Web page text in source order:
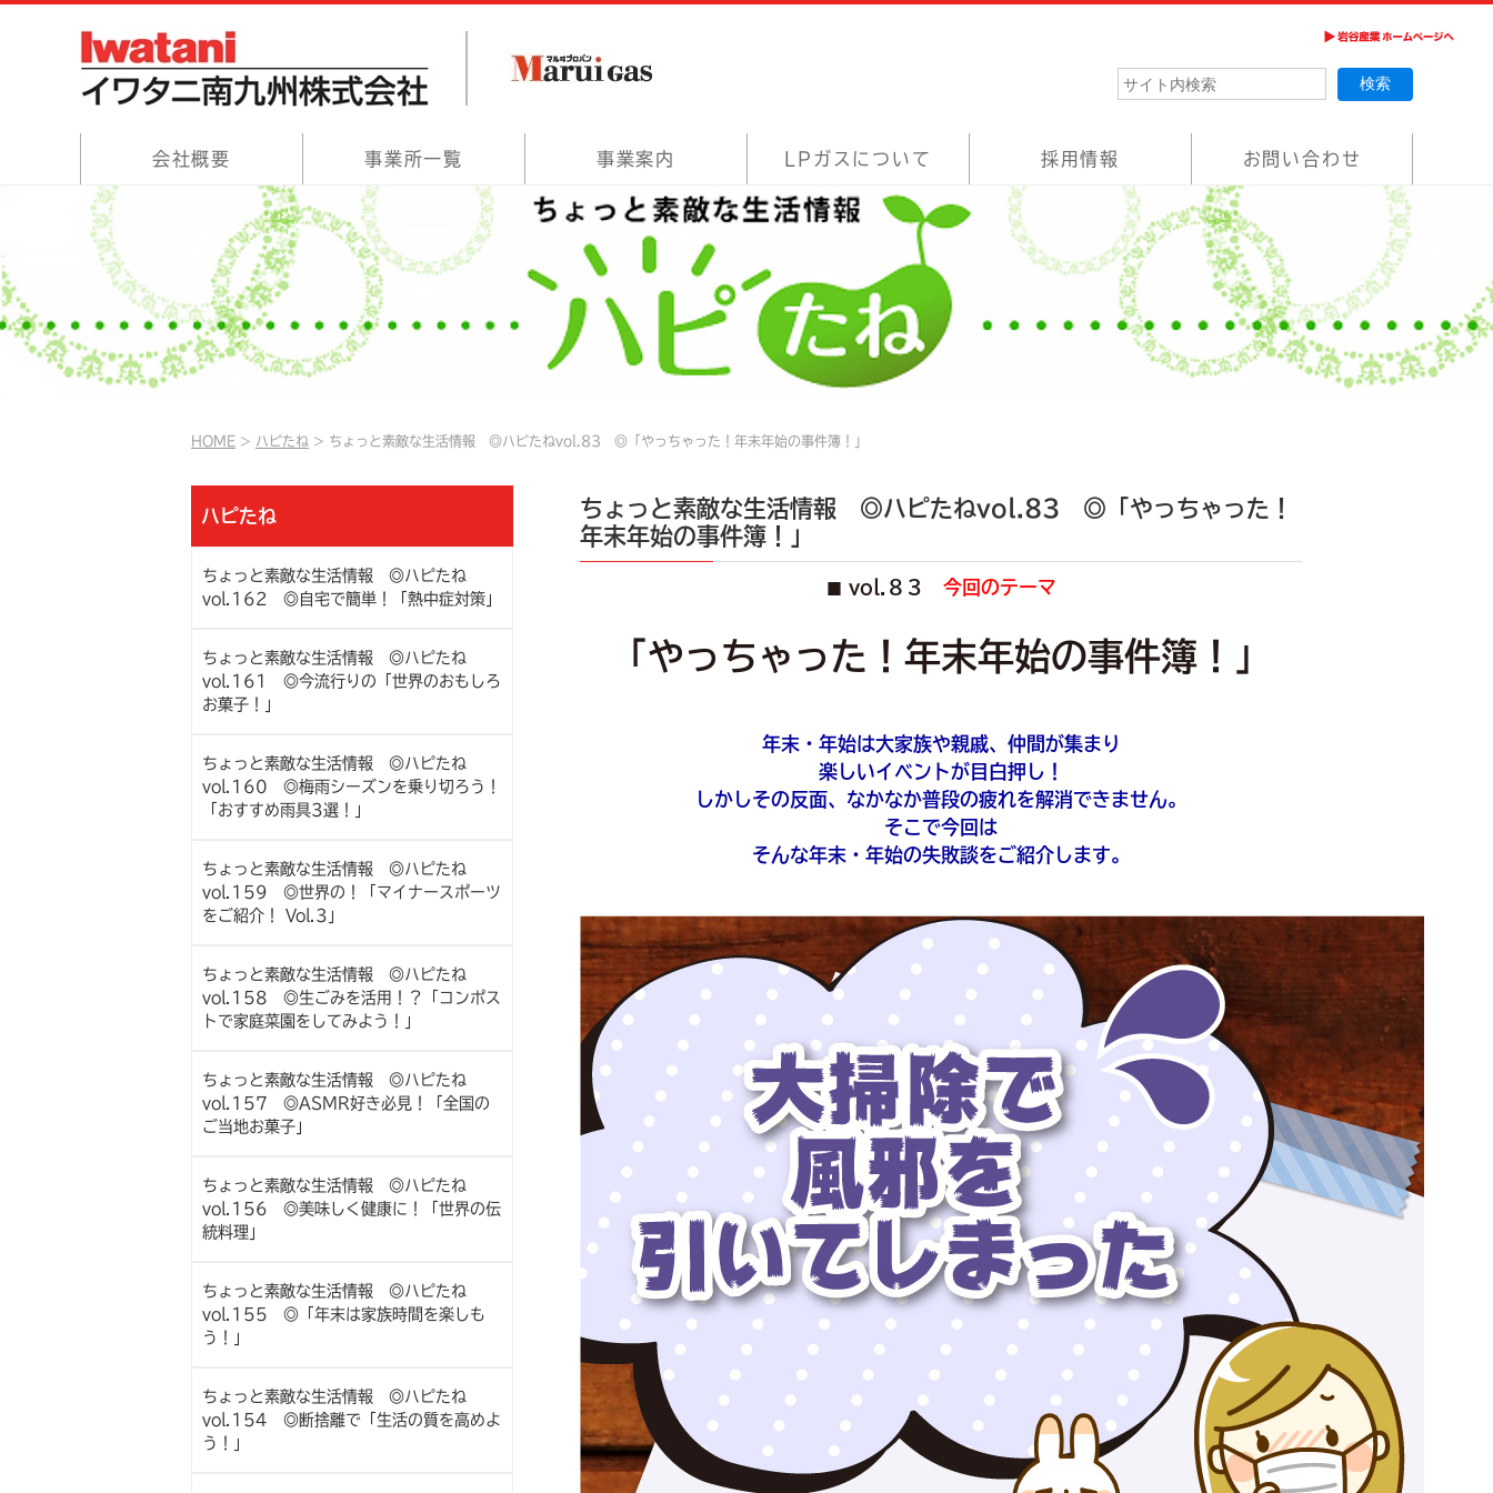
会社概要 事業所一覧 事業案内 LPガスについて 採用情報 お問い合わせ
HOME ハピたね ちょっと素敵な生活情報 ◎ハピたねvol.83 ◎「やっちゃった！年末年始の事件簿！」
ハピたね
ちょっと素敵な生活情報 ◎ハピたね
vol.162 ◎自宅で簡単！「熱中症対策」
ちょっと素敵な生活情報 ◎ハピたね
vol.161 ◎今流行りの「世界のおもしろ
お菓子！」
ちょっと素敵な生活情報 ◎ハピたね
vol.160 ◎梅雨シーズンを乗り切ろう！
「おすすめ雨具3選！」
ちょっと素敵な生活情報 ◎ハピたね
vol.159 ◎世界の！「マイナースポーツ
をご紹介！ Vol.3」
ちょっと素敵な生活情報 ◎ハピたね
vol.158 ◎生ごみを活用！？「コンポス
トで家庭菜園をしてみよう！」
ちょっと素敵な生活情報 ◎ハピたね
vol.157 ◎ASMR好き必見！「全国の
ご当地お菓子」
ちょっと素敵な生活情報 ◎ハピたね
vol.156 ◎美味しく健康に！「世界の伝
統料理」
ちょっと素敵な生活情報 ◎ハピたね
vol.155 ◎「年末は家族時間を楽しも
う！」
ちょっと素敵な生活情報 ◎ハピたね
vol.154 ◎断捨離で「生活の質を高めよ
う！」
ちょっと素敵な生活情報 ◎ハピたねvol.83 ◎「やっちゃった！
年末年始の事件簿！」
vol.８３ 今回のテーマ
「やっちゃった！年末年始の事件簿！」
年末・年始は大家族や親戚、仲間が集まり
楽しいイベントが目白押し！
しかしその反面、なかなか普段の疲れを解消できません。
そこで今回は
そんな年末・年始の失敗談をご紹介します。